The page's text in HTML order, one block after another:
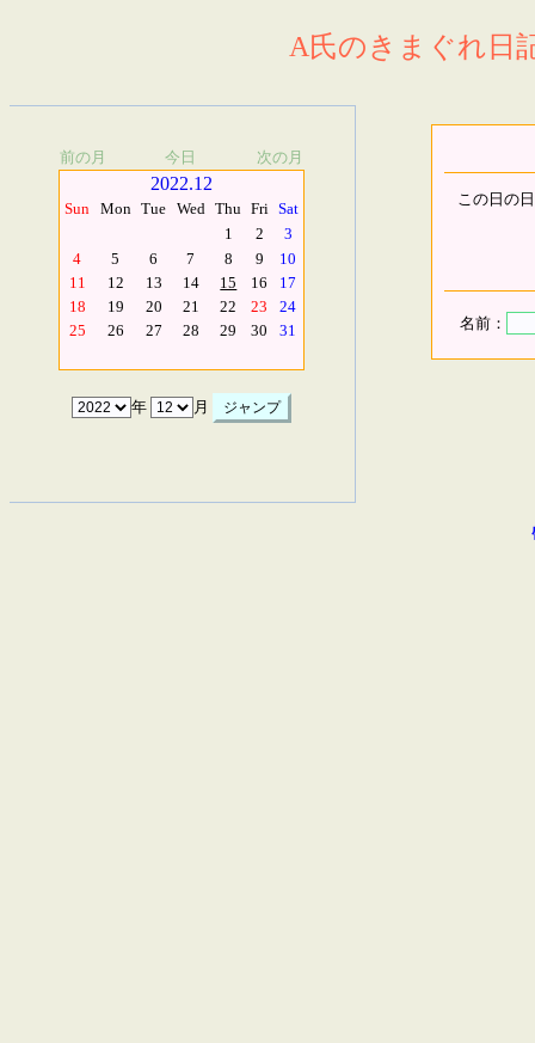
A氏のきまぐれ日
前の月 今日 次の月
2022.12
Sun Mon Tue Wed Thu Fri Sat
1
2
3
4
5 6 7 8 9
10
11
12 13 14 15 16
17
18
19 20 21 22 23
24
25
26 27 28 29 30 31
年 月
この日の
名前：